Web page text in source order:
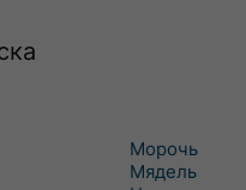
Морочь
Мядель